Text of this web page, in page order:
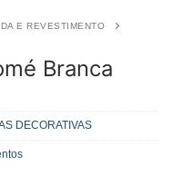
E REVESTIMENTO
Branca
DECORATIVAS